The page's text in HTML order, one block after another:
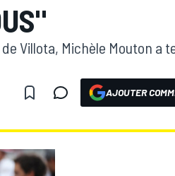
Villota, Michèle Mouton a
AJOUTER